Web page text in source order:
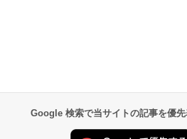
Google 検索で当サイトの記事を優